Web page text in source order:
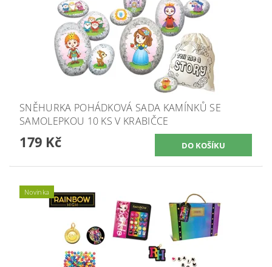
SNĚHURKA POHÁDKOVÁ SADA KAMÍNKŮ SE
SAMOLEPKOU 10 KS V KRABIČCE
179 Kč
Novinka